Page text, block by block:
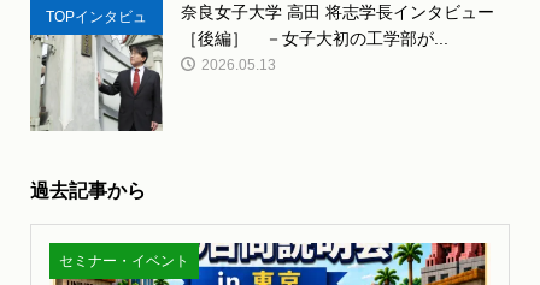
TOPインタビュ
ー
奈良女子大学 高田 将志学長インタビュー
［後編］ －女子大初の工学部が...
2026.05.13
過去記事から
セミナー・イベント